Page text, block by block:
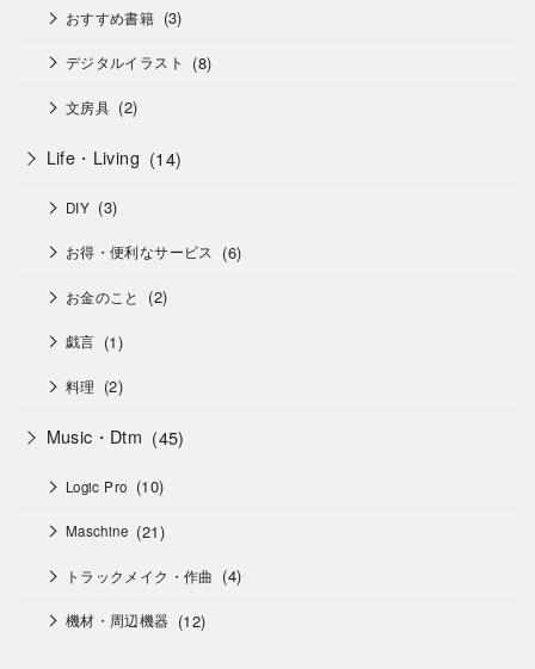
おすすめ書籍 (3)
デジタルイラスト (8)
文房具 (2)
Life・Living (14)
DIY (3)
お得・便利なサービス (6)
お金のこと (2)
戯言 (1)
料理 (2)
Music・Dtm (45)
Logic Pro (10)
Maschine (21)
トラックメイク・作曲 (4)
機材・周辺機器 (12)